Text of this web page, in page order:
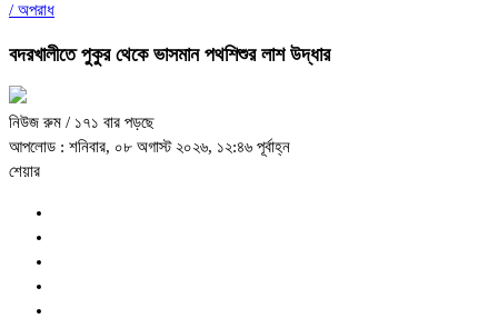
/ অপরাধ
বদরখালীতে পুকুর থেকে ভাসমান পথশিশুর লাশ উদ্ধার
নিউজ রুম / ১৭১ বার পড়ছে
আপলোড : শনিবার, ০৮ অগাস্ট ২০২৬, ১২:৪৬ পূর্বাহ্ন
শেয়ার